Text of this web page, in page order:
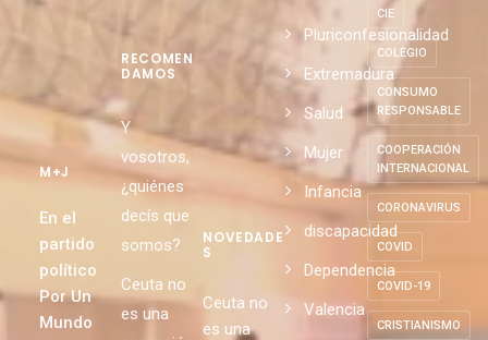
M+J
En el
partido
político
Por Un
Mundo
RECOMEN
DAMOS
Y
vosotros,
¿quiénes
decís que
somos?
Ceuta no
es una
NOVEDADE
S
Ceuta no
es una
Pluriconfesionalidad
Extremadura
Salud
Mujer
Infancia
discapacidad
Dependencia
Valencia
CIE
COLEGIO
CONSUMO
RESPONSABLE
COOPERACIÓN
INTERNACIONAL
CORONAVIRUS
COVID
COVID-19
CRISTIANISMO